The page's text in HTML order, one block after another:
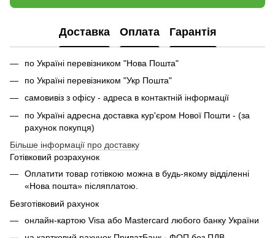
Доставка Оплата Гарантія
по Україні перевізником "Нова Пошта"
по Україні перевізником "Укр Пошта"
самовивіз з офісу - адреса в контактній інформації
по Україні адресна доставка кур'єром Нової Пошти - (за
рахунок покупця)
Більше інформації про доставку
Готівковий розрахунок
Оплатити товар готівкою можна в будь-якому відділенні
«Нова пошта» післяплатою.
Безготівковий рахунок
онлайн-картою Visa або Mastercard любого банку України